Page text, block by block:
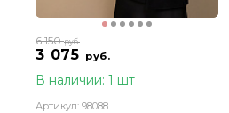
3 075 руб.
6 150руб.
В наличии: 1 шт
Артикул: 98088